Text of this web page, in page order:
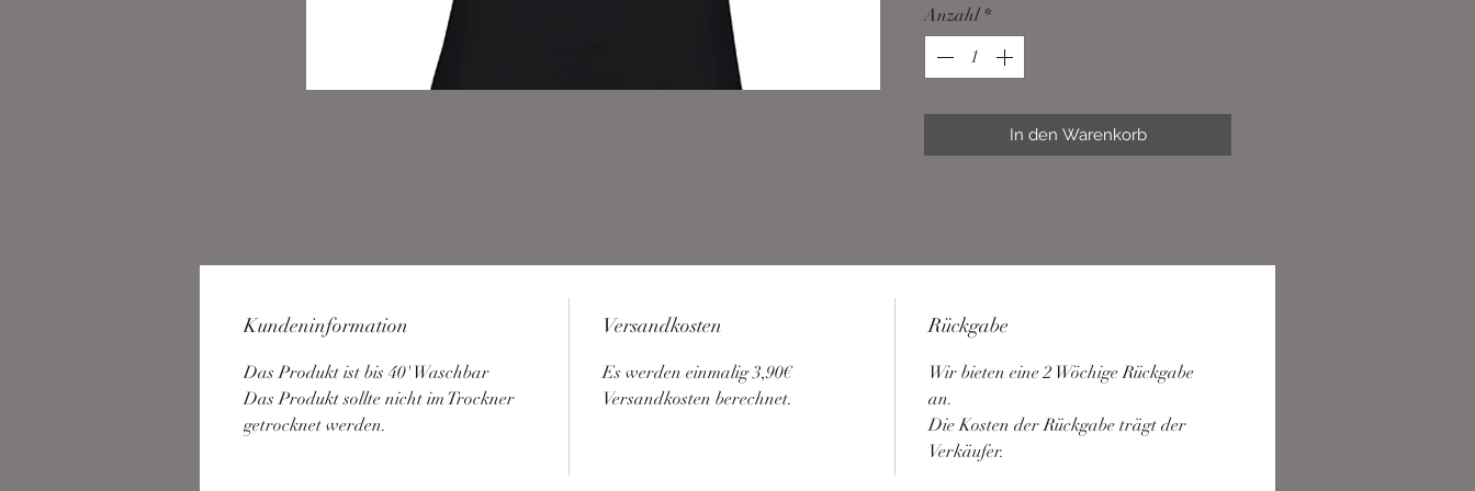
Anzahl *
In den Warenkorb
Kundeninformation
Das Produkt ist bis 40' Waschbar
Das Produkt sollte nicht im Trockner
getrocknet werden.
Versandkosten
Es werden einmalig 3,90€
Versandkosten berechnet.
Rückgabe
Wir bieten eine 2 Wöchige Rückgabe
an.
Die Kosten der Rückgabe trägt der
Verkäufer.